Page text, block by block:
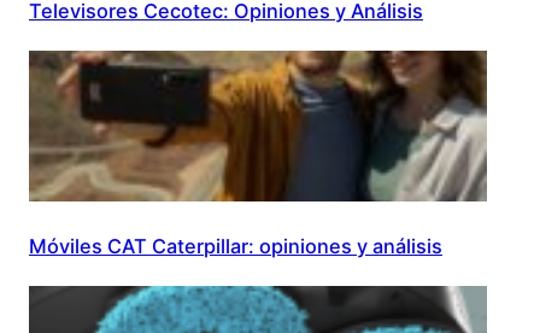
Televisores Cecotec: Opiniones y Análisis
Móviles CAT Caterpillar: opiniones y análisis